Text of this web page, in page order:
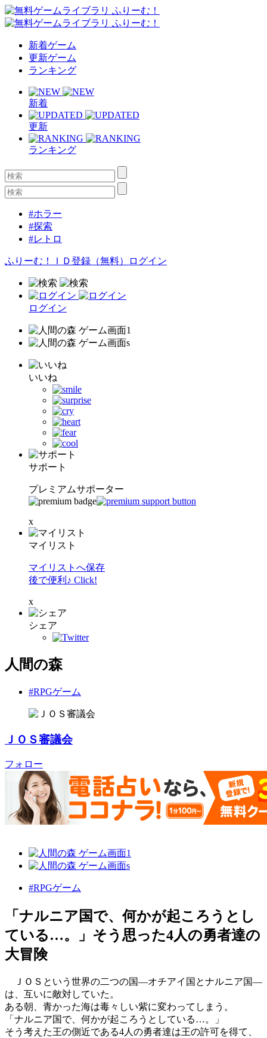
新着ゲーム
更新ゲーム
ランキング
新着
更新
ランキング
#ホラー
#探索
#レトロ
ふりーむ！ＩＤ登録（無料） ログイン
ログイン
いいね
サポート
プレミアムサポーター
x
マイリスト
マイリストへ保存
後で便利♪ Click!
x
シェア
人間の森
#RPGゲーム
ＪＯＳ審議会
フォロー
#RPGゲーム
「ナルニア国で、何かが起ころうとし
ている…。」そう思った4人の勇者達の
大冒険
ＪＯＳという世界の二つの国―オチアイ国とナルニア国―
は、互いに敵対していた。
ある朝、青かった海は毒々しい紫に変わってしまう。
「ナルニア国で、何かが起ころうとしている…。」
そう考えた王の側近である4人の勇者達は王の許可を得て、